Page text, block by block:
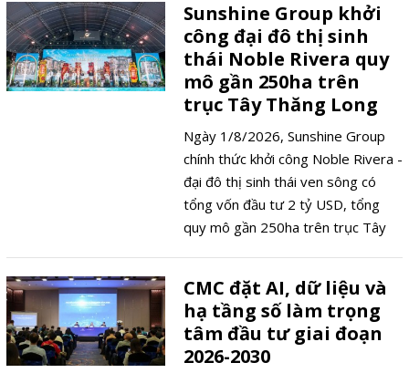
trình thi đấu môn bóng bàn của Đại
hội Thể thao toàn quốc lần thứ X.
Sunshine Group khởi
công đại đô thị sinh
thái Noble Rivera quy
mô gần 250ha trên
trục Tây Thăng Long
Ngày 1/8/2026, Sunshine Group
chính thức khởi công Noble Rivera -
đại đô thị sinh thái ven sông có
tổng vốn đầu tư 2 tỷ USD, tổng
quy mô gần 250ha trên trục Tây
CMC đặt AI, dữ liệu và
hạ tầng số làm trọng
tâm đầu tư giai đoạn
2026-2030